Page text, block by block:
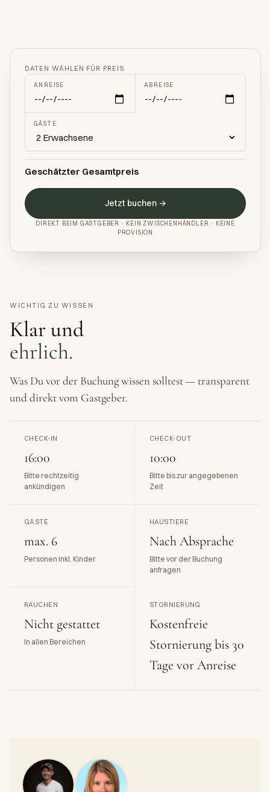
DATEN WÄHLEN FÜR PREIS
ANREISE ABREISE
GÄSTE
Geschätzter Gesamtpreis
Jetzt buchen →
DIREKT BEIM GASTGEBER · KEIN ZWISCHENHÄNDLER · KEINE
PROVISION
WICHTIG ZU WISSEN
Klar und
ehrlich.
Was Du vor der Buchung wissen solltest — transparent
und direkt vom Gastgeber.
CHECK-IN
16:00
Bitte rechtzeitig
ankündigen
CHECK-OUT
10:00
Bitte bis zur angegebenen
Zeit
GÄSTE
max. 6
Personen inkl. Kinder
HAUSTIERE
Nach Absprache
Bitte vor der Buchung
anfragen
RAUCHEN
Nicht gestattet
In allen Bereichen
STORNIERUNG
Kostenfreie
Stornierung bis 30
Tage vor Anreise